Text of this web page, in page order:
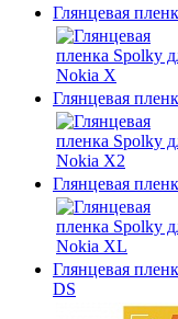
Глянцевая
Глянцевая
Глянцевая
Глянцевая
DS